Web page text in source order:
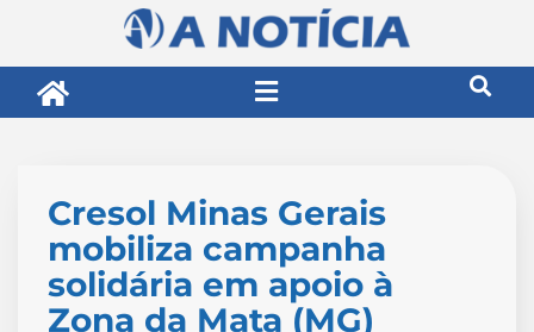
Cresol Minas Gerais
mobiliza campanha
solidária em apoio à
Zona da Mata (MG)